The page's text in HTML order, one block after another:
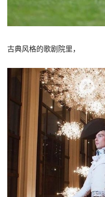
古典风格的歌剧院里，